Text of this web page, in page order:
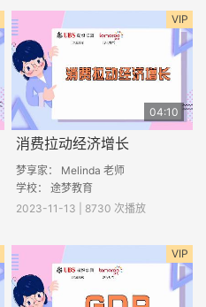
VIP
04:10
消费拉动经济增长
梦享家： Melinda 老师
学校： 途梦教育
2023-11-13 | 8730 次播放
VIP